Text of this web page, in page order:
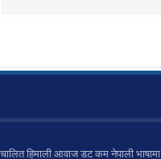
हिमाली आवाज डट कम नेपाली भाषामा